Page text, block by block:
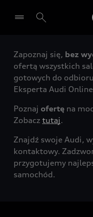
Wybierz
Zapoznaj się, bez
ofertą wszystkich
gotowych do
Eksperta Audi
Poznaj ofertę na
Zobacz tutaj.
Znajdź swoje Audi,
kontaktowy.
przygotujemy
samochód.